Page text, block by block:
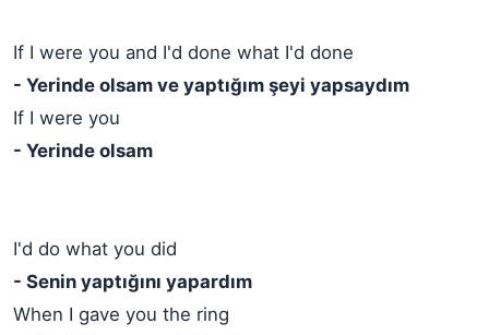
If I were you and I'd done what I'd done
- Yerinde olsam ve yaptığım şeyi yapsaydım
If I were you
- Yerinde olsam
I'd do what you did
- Senin yaptığını yapardım
When I gave you the ring